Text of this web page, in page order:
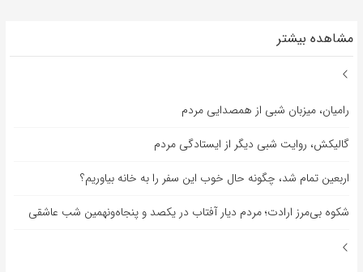
مشاهده بیشتر
رامیان، میزبان شبی از همصدایی مردم
گالیکش، روایت شبی دیگر از ایستادگی مردم
اربعین تمام شد، چگونه حال خوب این سفر را به خانه بیاوریم؟
شکوه بی‌مرز ارادت؛ مردم دیار آفتاب در یکصد و پنجاه‌ونهمین شب عاشقی